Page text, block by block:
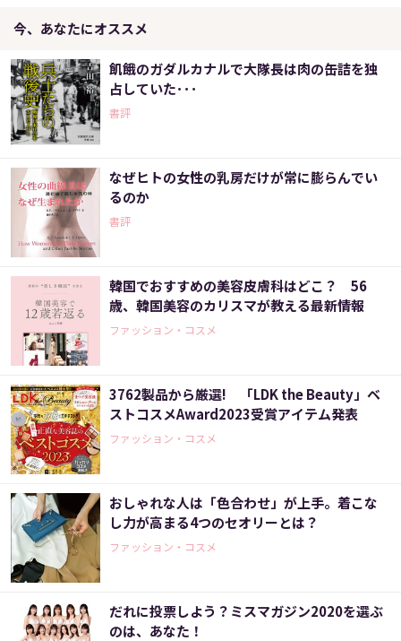
今、あなたにオススメ
飢餓のガダルカナルで大隊長は肉の缶詰を独
占していた･･･
書評
なぜヒトの女性の乳房だけが常に膨らんでい
るのか
書評
韓国でおすすめの美容皮膚科はどこ？ 56
歳、韓国美容のカリスマが教える最新情報
ファッション・コスメ
3762製品から厳選! 「LDK the Beauty」ベ
ストコスメAward2023受賞アイテム発表
ファッション・コスメ
おしゃれな人は「色合わせ」が上手。着こな
し力が高まる4つのセオリーとは？
ファッション・コスメ
だれに投票しよう？ミスマガジン2020を選ぶ
のは、あなた！